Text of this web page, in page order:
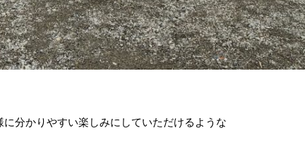
分かりやすい楽しみにしていただけるような